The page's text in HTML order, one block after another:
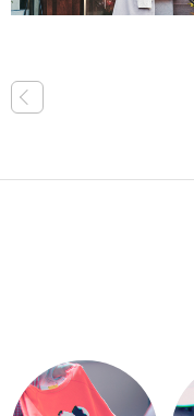
ンテ
写真
阪
«